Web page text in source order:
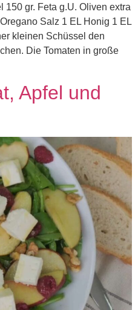
150 gr. Feta g.U. Oliven extra
Salz 1 EL Honig 1 EL
kleinen Schüssel den
Die Tomaten in große
Apfel und